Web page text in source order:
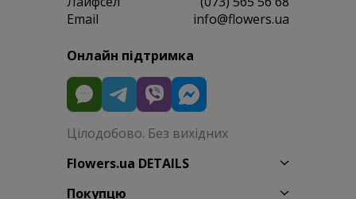
Email
info@flowers.ua
Онлайн підтримка
Цілодобово. Без вихідних
Flowers.ua DETAILS
Покупцю